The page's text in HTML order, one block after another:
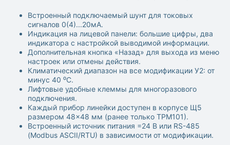
Встроенный подключаемый шунт для токовых
сигналов 0(4)...20мА.
Индикация на лицевой панели: большие цифры, два
индикатора с настройкой выводимой информации.
Дополнительная кнопка «Назад» для выхода из меню
настроек или отмены действия.
Климатический диапазон на все модификации У2: от
минус 40 ⁰С.
Лифтовые удобные клеммы для многоразового
подключения.
Каждый прибор линейки доступен в корпусе Щ5
размером 48×48 мм (ранее только ТРМ101).
Встроенный источник питания =24 В или RS-485
(Modbus ASCII/RTU) в зависимости от модификации.